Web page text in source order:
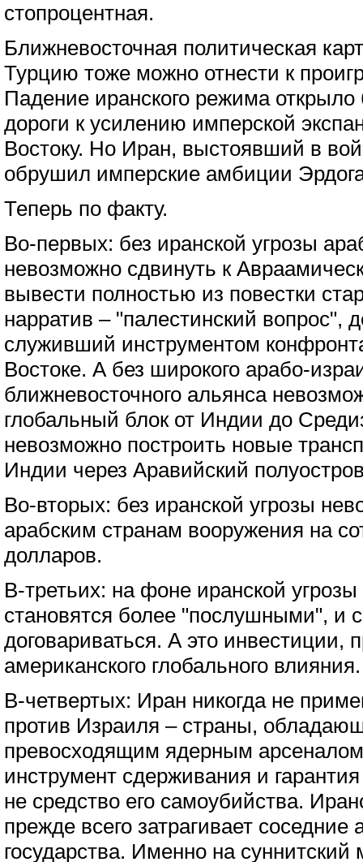
стопроцентная.
Ближневосточная политическая
Турцию тоже можно отнести к
Падение иранского режима
дороги к усилению имперской
Востоку. Но Иран, выстоявший в
обрушил имперские амбиции
Теперь по факту.
Во-первых: без иранской угрозы
невозможно сдвинуть к
вывести полностью из повестки
нарратив – "палестинский вопрос",
служивший инструментом
Востоке. А без широкого арабо-
ближневосточного альянса
глобальный блок от Индии до
невозможно построить новые
Индии через Аравийский
Во-вторых: без иранской угрозы
арабским странам вооружения на
долларов.
В-третьих: на фоне иранской
становятся более "послушными", и
договариваться. А это
американского глобального влияния.
В-четвертых: Иран никогда не
против Израиля – страны,
превосходящим ядерным
инструмент сдерживания и
не средство его самоубийства.
прежде всего затрагивает соседние
государства. Именно на суннитский